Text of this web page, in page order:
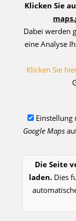
Klicken Sie
Dabei werden
eine Analyse
Klicken Sie
Google Maps
Die Seite
laden.Dies